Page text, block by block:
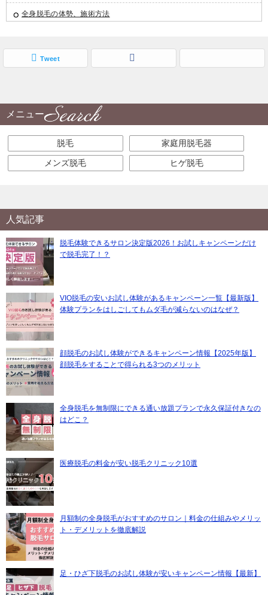
全身脱毛の体勢、施術方法
Tweet
メニュー
脱毛 家庭用脱毛器
メンズ脱毛 ヒゲ脱毛
人気記事
脱毛体験できるサロン決定版2026！お試しキャンペーンだけ
で脱毛完了！？
VIO脱毛の安いお試し体験があるキャンペーン一覧【最新版】
体験プランをはしごしてもムダ毛が減らないのはなぜ？
顔脱毛のお試し体験ができるキャンペーン情報【2025年版】
顔脱毛をすることで得られる3つのメリット
全身脱毛を無制限にできる通い放題プランで永久保証付きなの
はどこ？
医療脱毛の料金が安い脱毛クリニック10選
月額制の全身脱毛がおすすめのサロン｜料金の仕組みやメリッ
ト・デメリットを徹底解説
足・ひざ下脱毛のお試し体験が安いキャンペーン情報【最新】